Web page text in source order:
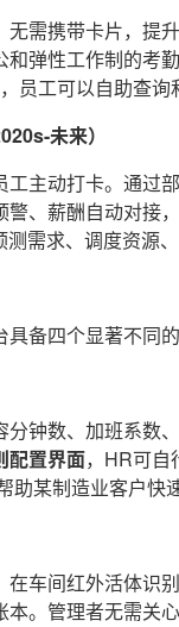
需携带卡片，提
弹性工作制的考
员工可以自助查询
未来）
主动打卡。通过
、薪酬自动对接
需求、调度资源、
备四个显著不同的
钟数、加班系数
配置界面，HR可自
某制造业客户快
车间红外活体识
。管理者无需关